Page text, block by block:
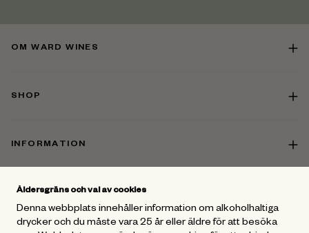
OM WARD WINES
SHOP
INFORMATION
KONTAKT
Åldersgräns och val av cookies
Denna webbplats innehåller information om alkoholhaltiga
drycker och du måste vara 25 år eller äldre för att besöka